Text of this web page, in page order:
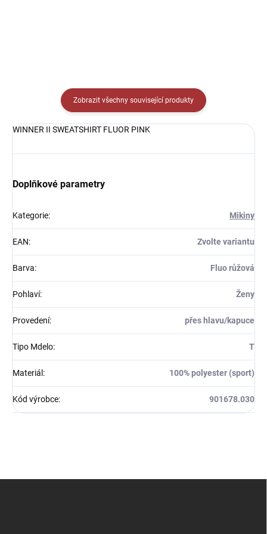
Zobrazit všechny související produkty
WINNER II SWEATSHIRT FLUOR PINK
Doplňkové parametry
Kategorie: Mikiny
EAN: Zvolte variantu
Barva: Fluo růžová
Pohlaví: Ženy
Provedení: přes hlavu/kapuce
Tipo Mdelo: T
Materiál : 100% polyester (sport)
Kód výrobce: 901678.030